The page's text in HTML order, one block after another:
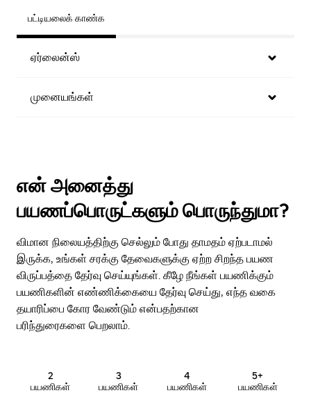
பட்டியலைக் காண்க
ஏர்லைன்ஸ்
முனையங்கள்
என் அனைத்து
பயணப்பொருட்களும் பொருந்துமா?
விமான நிலையத்திற்கு செல்லும் போது தாமதம் ஏற்படாமல்
இருக்க, உங்கள் சரக்கு தேவைகளுக்கு ஏற்ற சிறந்த பயண
விருப்பத்தை தேர்வு செய்யுங்கள். கீழே நீங்கள் பயணிக்கும்
பயணிகளின் எண்ணிக்கையை தேர்வு செய்து, எந்த வகை
தயாரிப்பை கோர வேண்டும் என்பதற்கான
பரிந்துரைகளை பெறலாம்.
2
பயணிகள்
3
பயணிகள்
4
பயணிகள்
5+
பயணிகள்